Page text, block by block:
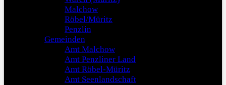
Malchow
Röbel/Müritz
Penzlin
Gemeinden
Amt Malchow
Amt Penzliner Land
Amt Röbel-Müritz
Amt Seenlandschaft